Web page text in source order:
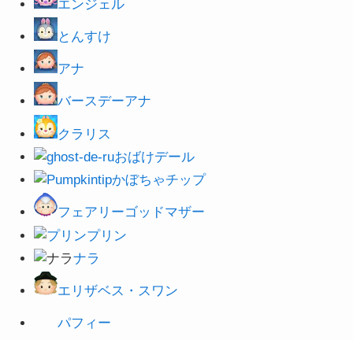
エンジェル
とんすけ
アナ
バースデーアナ
クラリス
おばけデール
かぼちゃチップ
フェアリーゴッドマザー
プリン
ナラ
エリザベス・スワン
パフィー